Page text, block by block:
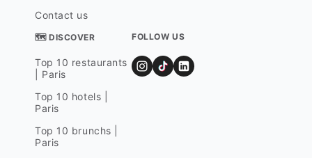
Contact us
🗺 DISCOVER
Top 10 restaurants
| Paris
Top 10 hotels |
Paris
Top 10 brunchs |
Paris
FOLLOW US